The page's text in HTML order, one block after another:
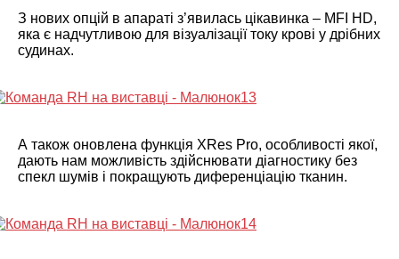
З нових опцій в апараті з’явилась цікавинка – MFI HD,
яка є надчутливою для візуалізації току крові у дрібних
судинах.
А також оновлена функція XRes Pro, особливості якої,
дають нам можливість здійснювати діагностику без
спекл шумів і покращують диференціацію тканин.